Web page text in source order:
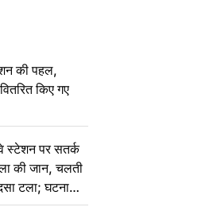
की पहल,
किए गए
पर सतर्क
की जान, चलती
टला; घटना